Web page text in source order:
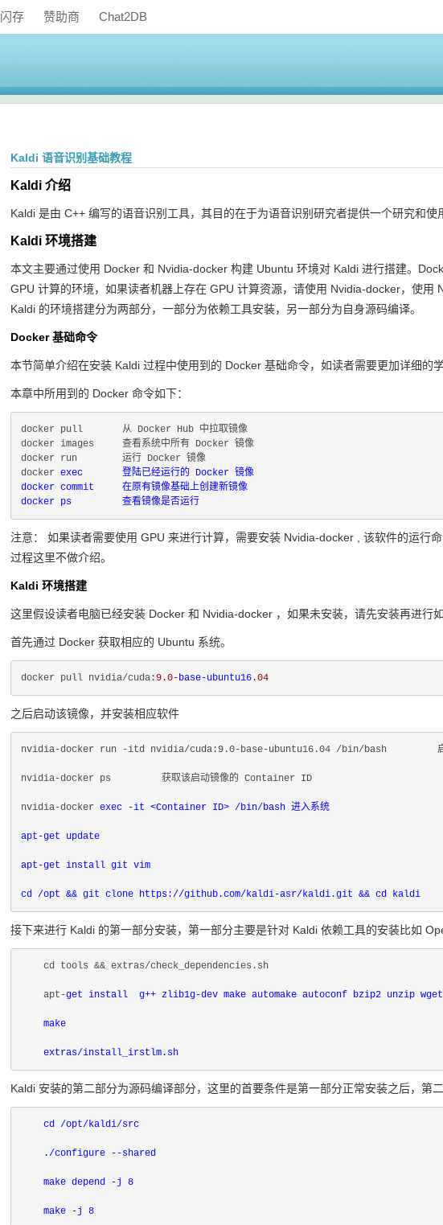
闪存 赞助商 Chat2DB
Kaldi 语音识别基础教程
Kaldi 介绍
Kaldi 是由 C++ 编写的语音识别工具，其目的在于为语音识别研究者提供一个研究和使
Kaldi 环境搭建
本文主要通过使用 Docker 和 Nvidia-docker 构建 Ubuntu 环境对 Kaldi 进行搭建。
GPU 计算的环境，如果读者机器上存在 GPU 计算资源，请使用 Nvidia-docker，使用
Kaldi 的环境搭建分为两部分，一部分为依赖工具安装，另一部分为自身源码编译。
Docker 基础命令
本节简单介绍在安装 Kaldi 过程中使用到的 Docker 基础命令，如读者需要更加详细的
本章中所用到的 Docker 命令如下：
docker pull       从 Docker Hub 中拉取镜像
docker images     查看系统中所有 Docker 镜像
docker run        运行 Docker 镜像
docker exec       登陆已经运行的 Docker 镜像
docker commit     在原有镜像基础上创建新镜像
注意： 如果读者需要使用 GPU 来进行计算，需要安装 Nvidia-docker , 该软件的运行
过程这里不做介绍。
Kaldi 环境搭建
这里假设读者电脑已经安装 Docker 和 Nvidia-docker ，如果未安装，请先安装再进行如
首先通过 Docker 获取相应的 Ubuntu 系统。
docker pull nvidia/cuda:9.0-base-ubuntu16
之后启动该镜像，并安装相应软件
nvidia-docker run -itd nvidia/cuda:9.0-base-ubuntu16.04 /bin/bash         启动
nvidia-docker ps         获取该启动镜像的 Container ID
nvidia-docker exec -it <Container ID> /bin/bash 进入系统
apt-get update
apt-get install git vim
cd /opt && git clone https://github.com/kaldi-asr/kaldi.git &&
接下来进行 Kaldi 的第一部分安装，第一部分主要是针对 Kaldi 依赖工具的安装比如
    cd tools && extras/check_dependencies.sh
    apt-
get install  g++ zlib1g-dev make automake autoconf bzip2 unzip
    make
Kaldi 安装的第二部分为源码编译部分，这里的首要条件是第一部分正常安装之后，第
cd /opt/kaldi/src
    ./configure --shared
    make depend -j 8